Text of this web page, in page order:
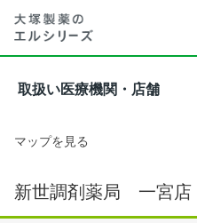
取扱い医療機関・店舗
マップを見る
新世調剤薬局 一宮店